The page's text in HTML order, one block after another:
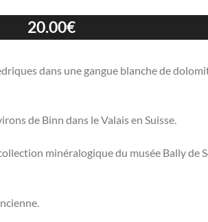
20.00€
dans une gangue blanche de
de Binn dans le Valais en Suisse.
minéralogique du musée Bally de